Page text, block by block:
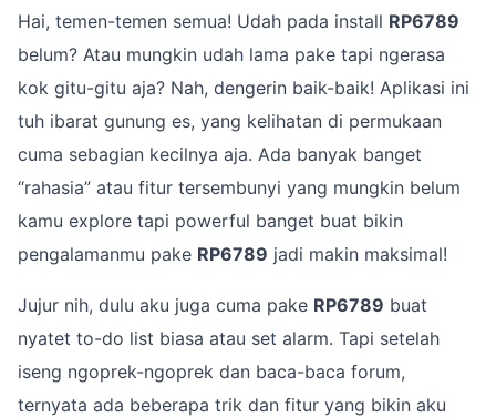
Hai, temen-temen semua! Udah pada install RP6789
belum? Atau mungkin udah lama pake tapi ngerasa
kok gitu-gitu aja? Nah, dengerin baik-baik! Aplikasi ini
tuh ibarat gunung es, yang kelihatan di permukaan
cuma sebagian kecilnya aja. Ada banyak banget
“rahasia” atau fitur tersembunyi yang mungkin belum
kamu explore tapi powerful banget buat bikin
pengalamanmu pake RP6789 jadi makin maksimal!
Jujur nih, dulu aku juga cuma pake RP6789 buat
nyatet to-do list biasa atau set alarm. Tapi setelah
iseng ngoprek-ngoprek dan baca-baca forum,
ternyata ada beberapa trik dan fitur yang bikin aku